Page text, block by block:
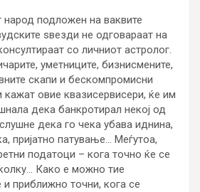
подложен на ваквите
ѕвезди не одговараат на
со личниот астролог.
уметниците, бизнисмените,
скапи и бескомпромисни
овие квазисервисери, ќе им
дека банкротирал некој од
дека го чека убава иднина,
пријатно патување… Меѓутоа,
податоци – кога точно ќе се
Како е можно тие
и приближно точни, кога се